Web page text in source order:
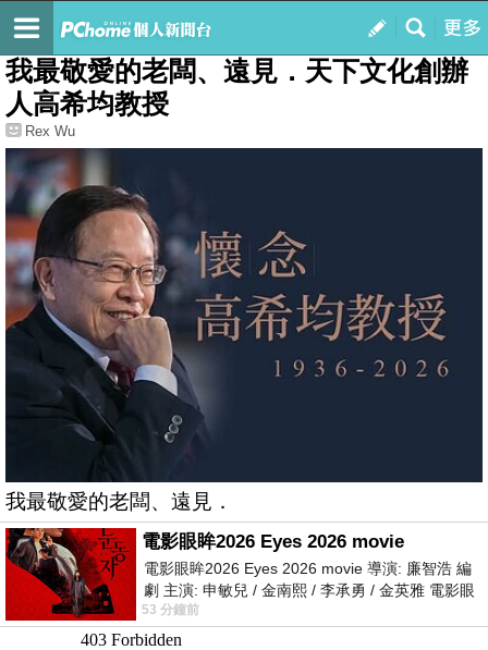
我的
最新文章
我最敬愛的老闆、遠見．天下文化創辦
人高希均教授
Rex Wu
我最敬愛的老闆、遠見．
電影眼眸2026 Eyes 2026 movie
電影眼眸2026 Eyes 2026 movie 導演: 廉智浩 編
劇 主演: 申敏兒 / 金南熙 / 李承勇 / 金英雅 電影眼
眸2026描述攝影師徐珍因遺
53 分鐘前